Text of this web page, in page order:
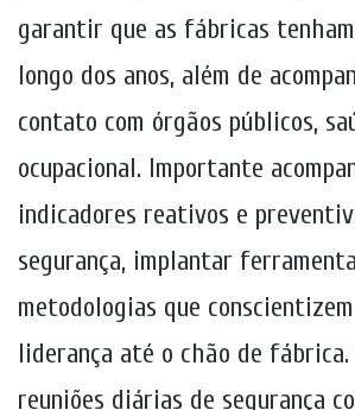
garantir que as fábricas
longo dos anos, além de
contato com órgãos públicos,
ocupacional. Importante
indicadores reativos e
segurança, implantar
metodologias que
liderança até o chão de
reuniões diárias de segurança